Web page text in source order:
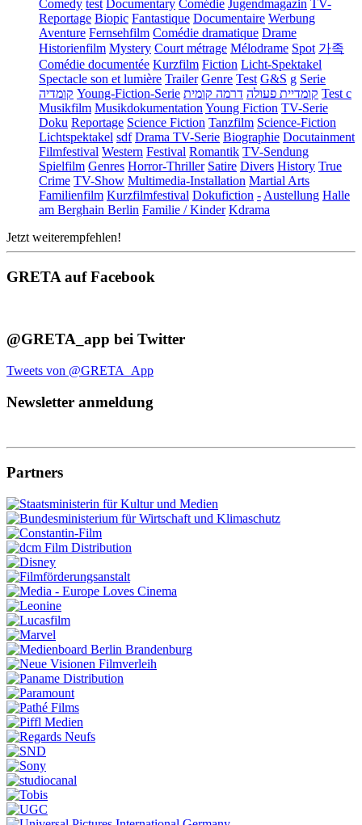
Comedy test Documentary Comédie Jugendmagazin TV-
Reportage Biopic Fantastique Documentaire Werbung
Aventure Fernsehfilm Comédie dramatique Drame
Historienfilm Mystery Court métrage Mélodrame Spot 가족
Comédie documentée Kurzfilm Fiction Licht-Spektakel
Spectacle son et lumière Trailer Genre Test G&S g Serie
קומדיה Young-Fiction-Serie קומדיית פעולה דרמה קומית
Test c
Musikfilm Musikdokumentation Young Fiction TV-Serie
Doku Reportage Science Fiction Tanzfilm Science-Fiction
Lichtspektakel sdf Drama TV-Serie Biographie Docutainment
Filmfestival Western Festival Romantik TV-Sendung
Spielfilm Genres Horror-Thriller Satire Divers History True
Crime TV-Show Multimedia-Installation Martial Arts
Familienfilm Kurzfilmfestival Dokufiction - Austellung Halle
am Berghain Berlin Familie / Kinder Kdrama
Jetzt weiterempfehlen!
GRETA auf Facebook
@GRETA_app bei Twitter
Tweets von @GRETA_App
Newsletter anmeldung
Partners